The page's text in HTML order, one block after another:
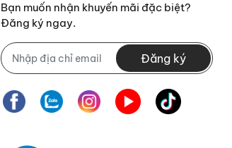
Bạn muốn nhận khuyến mãi đặc biệt?
Đăng ký ngay.
Đăng ký